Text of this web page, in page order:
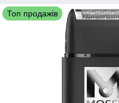
Топ продажів